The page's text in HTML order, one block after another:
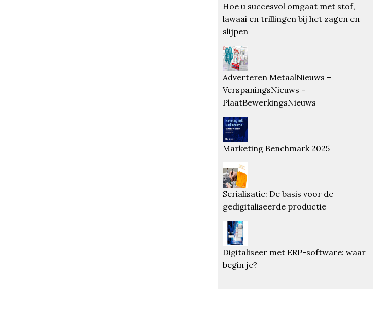
Hoe u succesvol omgaat met stof,
lawaai en trillingen bij het zagen en
slijpen
Adverteren MetaalNieuws –
VerspaningsNieuws –
PlaatBewerkingsNieuws
Marketing Benchmark 2025
Serialisatie: De basis voor de
gedigitaliseerde productie
Digitaliseer met ERP-software: waar
begin je?